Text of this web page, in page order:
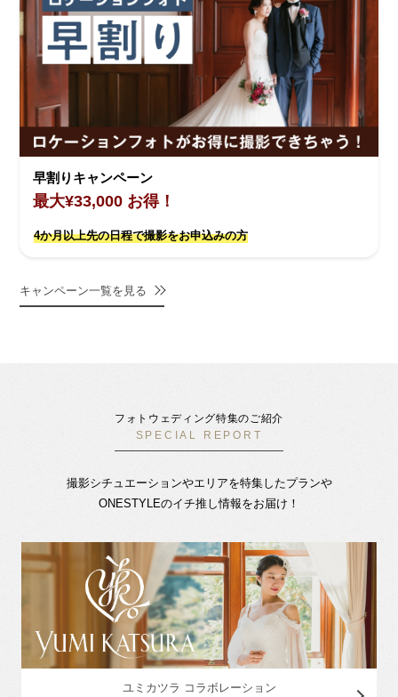
早割りキャンペーン
最大¥33,000 お得！
4か月以上先の日程で撮影をお申込みの方
キャンペーン一覧を見る
フォトウェディング特集のご紹介
SPECIAL REPORT
撮影シチュエーションやエリアを特集したプランや
ONESTYLEのイチ推し情報をお届け！
ユミカツラ コラボレーション